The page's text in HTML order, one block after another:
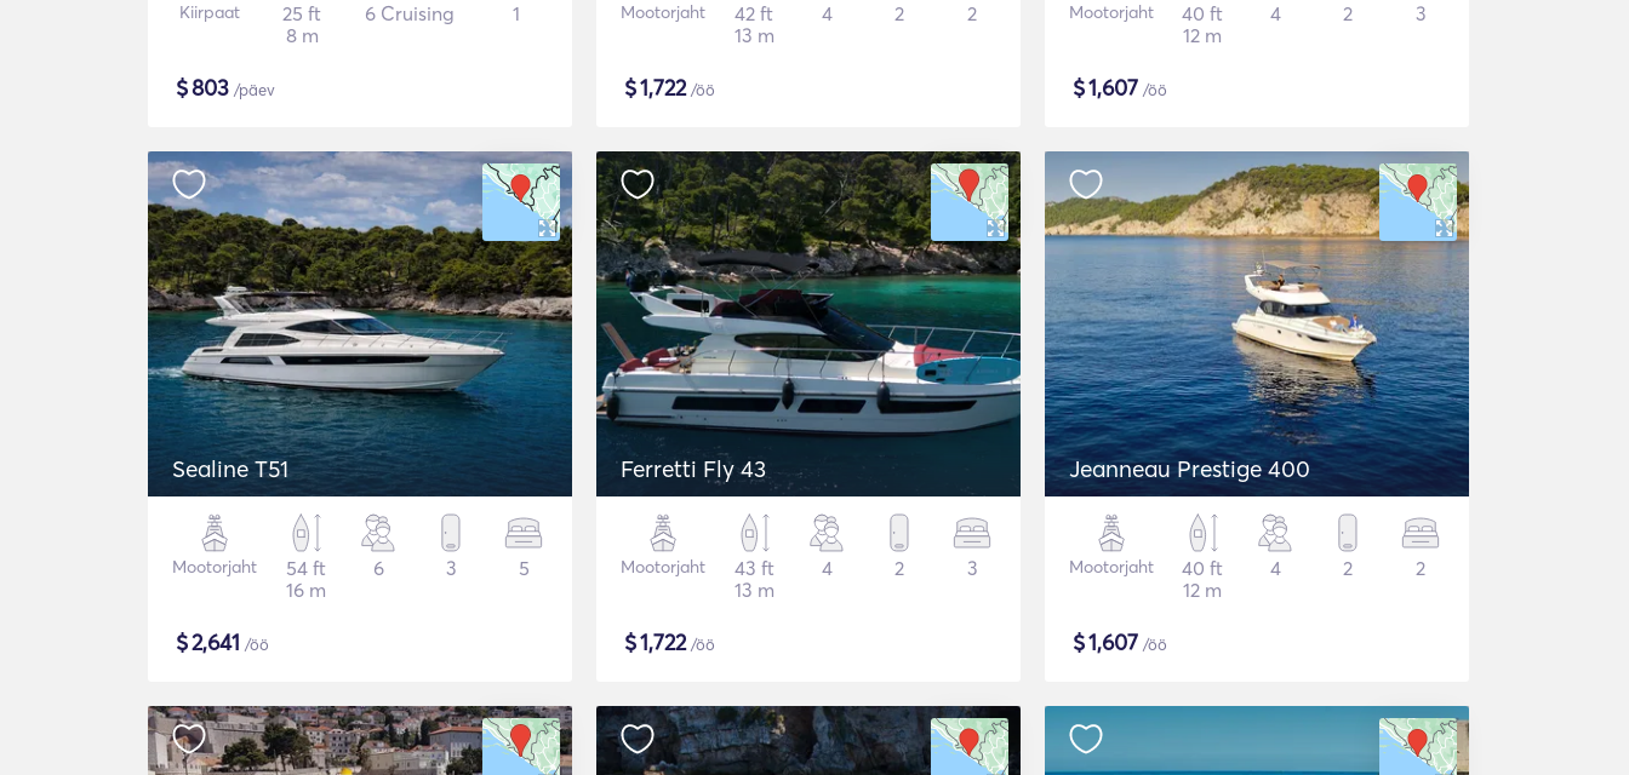
Kiirpaat
25 ft
8 m
6 Cruising 1
$803 /päev
Mootorjaht
42 ft
13 m
4 2 2
$1,722/öö
Mootorjaht
40 ft
12 m
4 2 3
$1,607 /öö
Sealine T51
Mootorjaht
54 ft
16 m
6 3 5
$2,641 /öö
Ferretti Fly 43
Mootorjaht
43 ft
13 m
4 2 3
$1,722/öö
Jeanneau Prestige 400
Mootorjaht
40 ft
12 m
4 2 2
$1,607 /öö